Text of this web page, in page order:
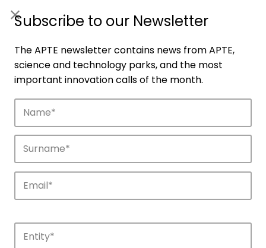
Companies
Discover the companies that drive
Subscribe to our Newsletter
The APTE newsletter contains news from APTE,
science and technology parks, and the most
important innovation calls of the month.